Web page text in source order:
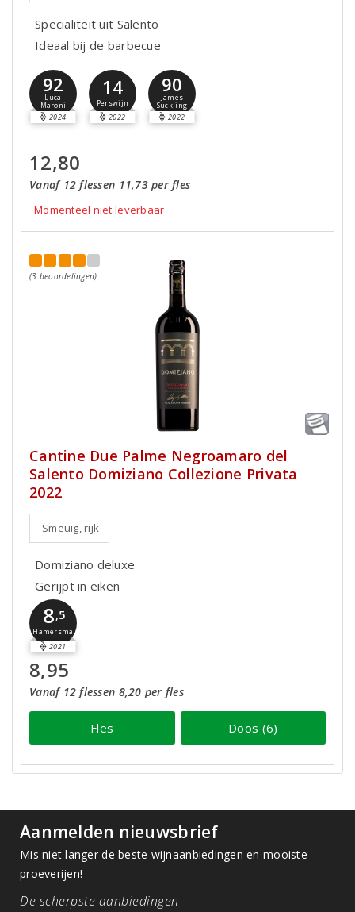
Specialiteit uit Salento
Ideaal bij de barbecue
92
Luca
Maroni
2024
14
Perswijn
2022
90
James
Suckling
2022
12,80
Vanaf 12 flessen 11,73 per fles
Momenteel niet leverbaar
(3 beoordelingen)
Cantine Due Palme Negroamaro del
Salento Domiziano Collezione Privata
2022
Smeuïg, rijk
Domiziano deluxe
Gerijpt in eiken
8,5
Hamersma
2021
8,95
Vanaf 12 flessen 8,20 per fles
Fles Doos (6)
Aanmelden nieuwsbrief
Mis niet langer de beste wijnaanbiedingen en mooiste
proeverijen!
De scherpste aanbiedingen